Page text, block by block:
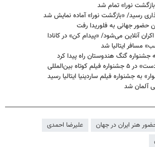
نورا» تمام شد
حضور جهانی به فلوریدا رفت
آنلاین می‌شود/ «پیدام کن» در کانادا
مسافر ایتالیا شد
جشنواره گنگ هندوستان راه پیدا کرد
کوتاه بین‌المللی
به جشنواره فیلم‌ ساردینیا ایتالیا رسید
آلمان شد
هنر ایران در جهان
علیرضا احمدی